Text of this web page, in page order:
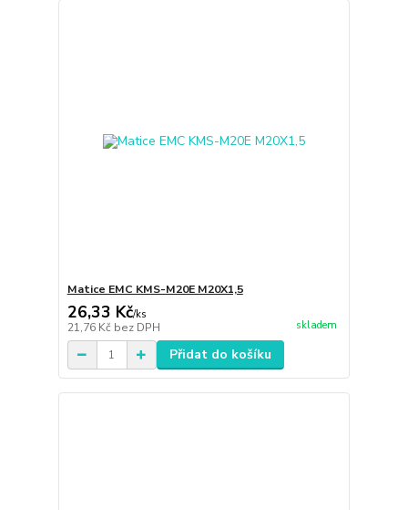
Matice EMC KMS-M20E M20X1,5
26,33 Kč/ks
21,76 Kč bez DPH skladem
Přidat do košíku